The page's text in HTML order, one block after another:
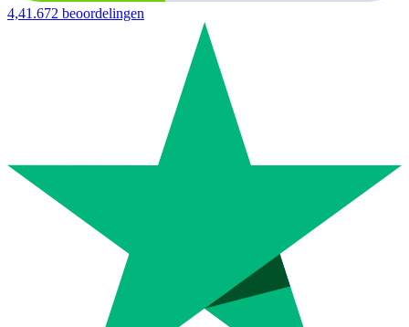
4,41.672 beoordelingen